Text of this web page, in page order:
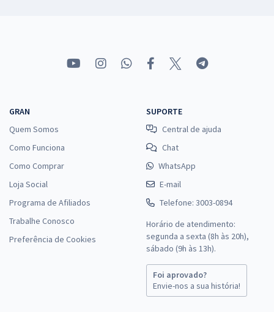
GRAN
Quem Somos
Como Funciona
Como Comprar
Loja Social
Programa de Afiliados
Trabalhe Conosco
Preferência de Cookies
SUPORTE
Central de ajuda
Chat
WhatsApp
E-mail
Telefone: 3003-0894
Horário de atendimento:
segunda a sexta (8h às 20h),
sábado (9h às 13h).
Foi aprovado?
Envie-nos a sua história!